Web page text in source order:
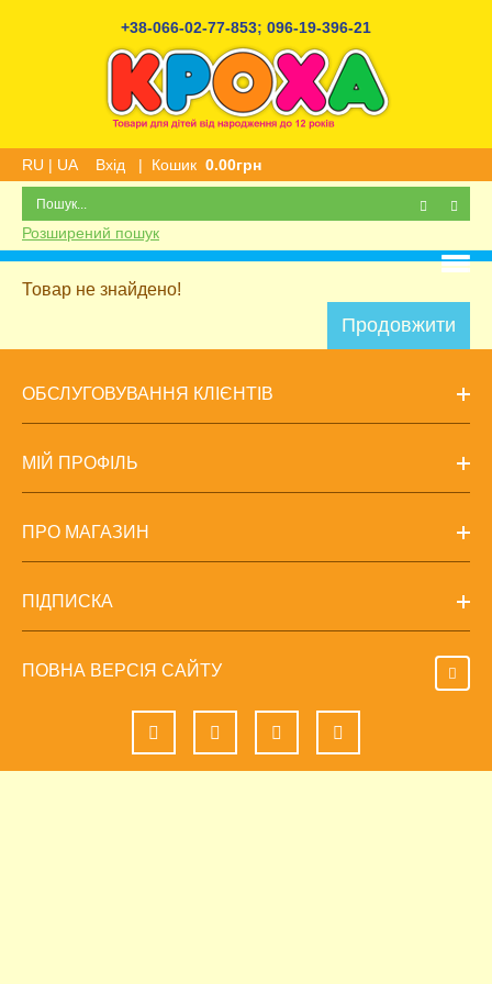
+38-066-02-77-853; 096-19-396-21
RU | UA Вхід | Кошик 0.00грн
Розширений пошук
Товар не знайдено!
Продовжити
ОБСЛУГОВУВАННЯ КЛІЄНТІВ
МІЙ ПРОФІЛЬ
ПРО МАГАЗИН
ПІДПИСКА
ПОВНА ВЕРСІЯ САЙТУ